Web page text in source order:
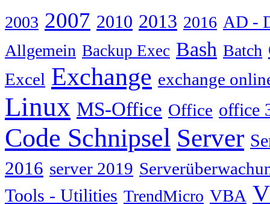
2003 2007 2010 2013 2016 AD -
Allgemein Backup Exec Bash Batch
Excel Exchange exchange
Linux MS-Office Office office
Code Schnipsel Server
2016 server 2019
Tools - Utilities TrendMicro VBA